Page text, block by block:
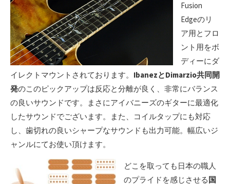
Fusion
Edgeのリ
ア用とフロ
ント用をボ
ディーにダ
イレクトマウントされております。 IbanezとDimarzio共同開
発のこのピックアップは反応と分離が良く、非常にバランス
の良いサウンドです。まさにアイバニーズのギターに最適化
したサウンドでございます。また、コイルタップにも対応
し、歯切れの良いシャープなサウンドも出力可能。幅広いジ
ャンルにてお使い頂けます。
どこを取っても日本の職人
のプライドを感じさせる国